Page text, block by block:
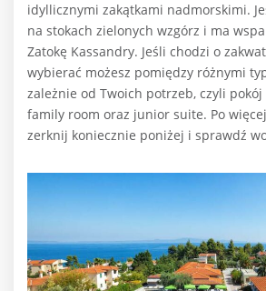
idyllicznymi zakątkami nadmorskimi.
na stokach zielonych wzgórz i ma
Zatokę Kassandry. Jeśli chodzi o
wybierać możesz pomiędzy różnymi
zależnie od Twoich potrzeb, czyli
family room oraz junior suite. Po więcej
zerknij koniecznie poniżej i sprawdź